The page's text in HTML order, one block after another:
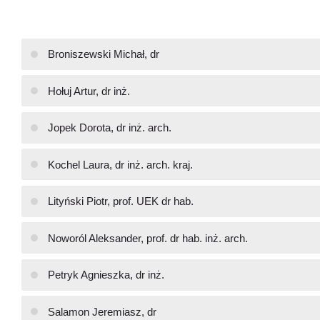
Broniszewski Michał, dr
Hołuj Artur, dr inż.
Jopek Dorota, dr inż. arch.
Kochel Laura, dr inż. arch. kraj.
Lityński Piotr, prof. UEK dr hab.
Noworól Aleksander, prof. dr hab. inż. arch.
Petryk Agnieszka, dr inż.
Salamon Jeremiasz, dr